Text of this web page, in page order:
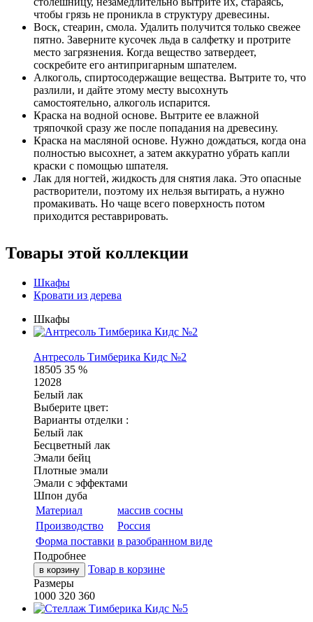
чтобы грязь не проникла в структуру древесины.
Воск, стеарин, смола. Удалить получится только свежее
пятно. Заверните кусочек льда в салфетку и протрите
место загрязнения. Когда вещество затвердеет,
соскребите его антипригарным шпателем.
Алкоголь, спиртосодержащие вещества. Вытрите то, что
разлили, и дайте этому месту высохнуть
самостоятельно, алкоголь испарится.
Краска на водной основе. Вытрите ее влажной
тряпочкой сразу же после попадания на древесину.
Краска на масляной основе. Нужно дождаться, когда она
полностью высохнет, а затем аккуратно убрать капли
краски с помощью шпателя.
Лак для ногтей, жидкость для снятия лака. Это опасные
растворители, поэтому их нельзя вытирать, а нужно
промакивать. Но чаще всего поверхность потом
приходится реставрировать.
Товары этой коллекции
Шкафы
Кровати из дерева
Шкафы
Антресоль Тимберика Кидс №2
18505 35 %
12028
Белый лак
Выберите цвет:
Варианты отделки :
Белый лак
Бесцветный лак
Эмали бейц
Плотные эмали
Эмали с эффектами
Шпон дуба
Материал
массив сосны
Производство
Россия
Форма поставки в разобранном виде
Подробнее
в корзину
Товар в корзине
Размеры
1000 320 360